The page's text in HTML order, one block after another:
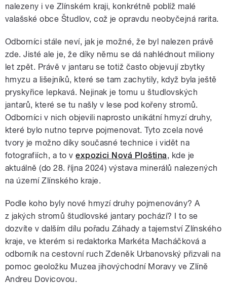
nalezeny i ve Zlínském kraji, konkrétně poblíž malé
valašské obce Študlov, což je opravdu neobyčejná rarita.
Odborníci stále neví, jak je možné, že byl nalezen právě
zde. Jisté ale je, že díky němu se dá nahlédnout miliony
let zpět. Právě v jantaru se totiž často objevují zbytky
hmyzu a lišejníků, které se tam zachytily, když byla ještě
pryskyřice lepkavá. Nejinak je tomu u študlovských
jantarů, které se tu našly v lese pod kořeny stromů.
Odborníci v nich objevili naprosto unikátní hmyzí druhy,
které bylo nutno teprve pojmenovat. Tyto zcela nové
tvory je možno díky současné technice i vidět na
fotografiích, a to vexpozici Nová Ploština, kde je
aktuálně (do 28. října 2024) výstava minerálů nalezených
na území Zlínského kraje.
Podle koho byly nové hmyzí druhy pojmenovány? A
z jakých stromů študlovské jantary pochází? I to se
dozvíte v dalším dílu pořadu Záhady a tajemství Zlínského
kraje, ve kterém si redaktorka Markéta Macháčková a
odborník na cestovní ruch Zdeněk Urbanovský přizvali na
pomoc geoložku Muzea jihovýchodní Moravy ve Zlíně
Andreu Dovicovou.